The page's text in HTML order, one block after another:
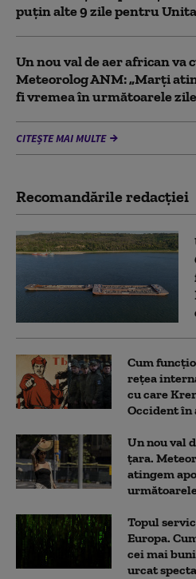
puțin alte 9 zile pentru
Un nou val de aer african va
Meteorolog ANM: „Marți
fi vremea în următoarele zile
CITEȘTE MAI MULTE
Recomandările redacţiei
Cum
rețea
cu care
Occident în
Un nou val
țara.
atingem
Topul
Europa.
cei mai
urcat